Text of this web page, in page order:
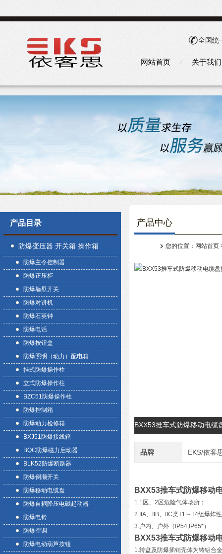
全国统
网站首页 关于我们
产品目录
防爆变压器 开关箱 操作箱
防爆主令控制器
防爆正压柜
防爆墙壁开关
防爆对讲机
防爆石英钟
防爆电话
防爆按钮盒
防爆照明（动力）配电箱
挂式防爆操作柱
立式防爆操作柱
BZC51防爆操作柱
防爆控制箱
防爆动力检修箱
BXJ51防爆接线箱
BQC防爆磁力启动器
BLK52防爆断路器
防爆倒顺开关
防爆移动电缆盘
防爆自耦降压电磁起动器
防爆电铃
防爆空调
防爆电动葫芦按钮
产品中心
您的位置： 网站首页
BXX53推车式防爆移动电缆
品牌 EKS/依客
BXX53推车式防爆移动
1.1区、2区危险气体场所；
2.IIA、IIB、IIC类T1～T4组爆炸
3.户内、户外（IP54,IP65*）
BXX53推车式防爆移动
1.转盘及防爆插销壳体为铸铝合